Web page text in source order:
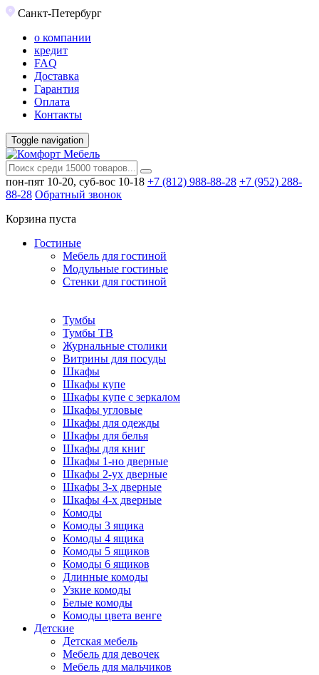
Санкт-Петербург
о компании
кредит
FAQ
Доставка
Гарантия
Оплата
Контакты
Toggle navigation
пон-пят 10-20, суб-вос 10-18 +7 (812) 988-88-28 +7 (952) 288-
88-28 Обратный звонок
Корзина пуста
Гостиные
Мебель для гостиной
Модульные гостиные
Стенки для гостиной
Тумбы
Тумбы ТВ
Журнальные столики
Витрины для посуды
Шкафы
Шкафы купе
Шкафы купе с зеркалом
Шкафы угловые
Шкафы для одежды
Шкафы для белья
Шкафы для книг
Шкафы 1-но дверные
Шкафы 2-ух дверные
Шкафы 3-х дверные
Шкафы 4-х дверные
Комоды
Комоды 3 ящика
Комоды 4 ящика
Комоды 5 ящиков
Комоды 6 ящиков
Длинные комоды
Узкие комоды
Белые комоды
Комоды цвета венге
Детские
Детская мебель
Мебель для девочек
Мебель для мальчиков